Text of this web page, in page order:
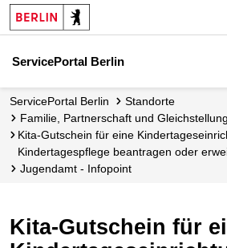
ServicePortal Berlin
ServicePortal Berlin
Standorte
Familie, Partnerschaft und Gleichstellung
Kita-Gutschein für eine Kindertageseinrichtung oder
Kindertagespflege beantragen oder
Jugendamt - Infopoint
Kita-Gutschein für